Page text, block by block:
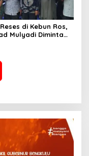
di Kebun Ros,
Mulyadi Diminta